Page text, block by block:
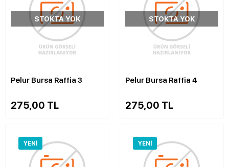
STOKTA YOK
Pelur Bursa Raffia 3
275,00 TL
STOKTA YOK
Pelur Bursa Raffia 4
275,00 TL
YENI YENI